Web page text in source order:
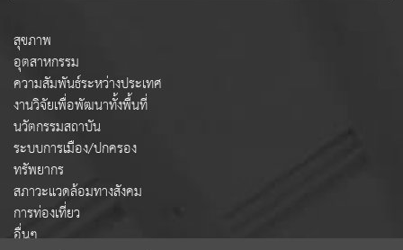
สุขภาพ
อุตสาหกรรม
ความสัมพันธ์ระหว่างประเทศ
งานวิจัยเพื่อพัฒนาทั้งพื้นที่
นวัตกรรมสถาบัน
ระบบการเมือง/ปกครอง
ทรัพยากร
สภาวะแวดล้อมทางสังคม
การท่องเที่ยว
อื่นๆ